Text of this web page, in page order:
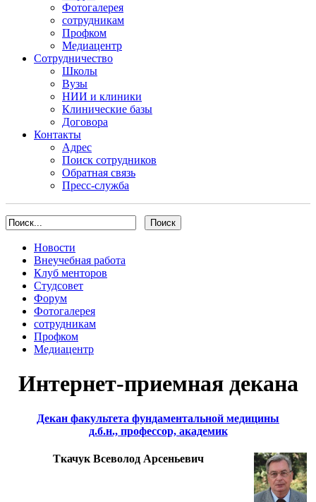
Фотогалерея
сотрудникам
Профком
Медиацентр
Сотрудничество
Школы
Вузы
НИИ и клиники
Клинические базы
Договора
Контакты
Адрес
Поиск сотрудников
Обратная связь
Пресс-служба
Новости
Внеучебная работа
Клуб менторов
Студсовет
Форум
Фотогалерея
сотрудникам
Профком
Медиацентр
Интернет-приемная декана
Декан факультета фундаментальной медицины
д.б.н., профессор, академик
Ткачук Всеволод Арсеньевич